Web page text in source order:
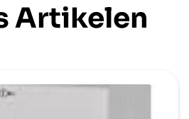
Artikelen